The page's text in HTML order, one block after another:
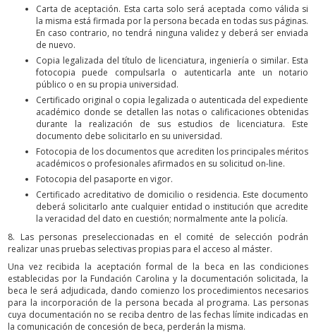
Carta de aceptación. Esta carta solo será aceptada como válida si
la misma está firmada por la persona becada en todas sus páginas.
En caso contrario, no tendrá ninguna validez y deberá ser enviada
de nuevo.
Copia legalizada del título de licenciatura, ingeniería o similar. Esta
fotocopia puede compulsarla o autenticarla ante un notario
público o en su propia universidad.
Certificado original o copia legalizada o autenticada del expediente
académico donde se detallen las notas o calificaciones obtenidas
durante la realización de sus estudios de licenciatura. Este
documento debe solicitarlo en su universidad.
Fotocopia de los documentos que acrediten los principales méritos
académicos o profesionales afirmados en su solicitud on-line.
Fotocopia del pasaporte en vigor.
Certificado acreditativo de domicilio o residencia. Este documento
deberá solicitarlo ante cualquier entidad o institución que acredite
la veracidad del dato en cuestión; normalmente ante la policía.
8. Las personas preseleccionadas en el comité de selección podrán
realizar unas pruebas selectivas propias para el acceso al máster.
Una vez recibida la aceptación formal de la beca en las condiciones
establecidas por la Fundación Carolina y la documentación solicitada, la
beca le será adjudicada, dando comienzo los procedimientos necesarios
para la incorporación de la persona becada al programa. Las personas
cuya documentación no se reciba dentro de las fechas límite indicadas en
la comunicación de concesión de beca, perderán la misma.